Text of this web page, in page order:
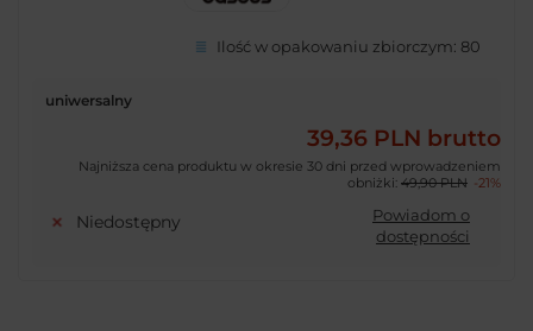
Ilość w opakowaniu zbiorczym: 80
uniwersalny
39,36 PLN brutto
Najniższa cena produktu w okresie 30 dni przed wprowadzeniem
obniżki: 49,90 PLN -21%
Niedostępny
Powiadom o
dostępności